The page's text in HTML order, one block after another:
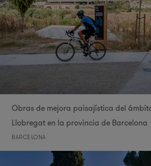
Obras de mejora paisajística del
Llobregat en la provincia de Barcelona
BARCELONA